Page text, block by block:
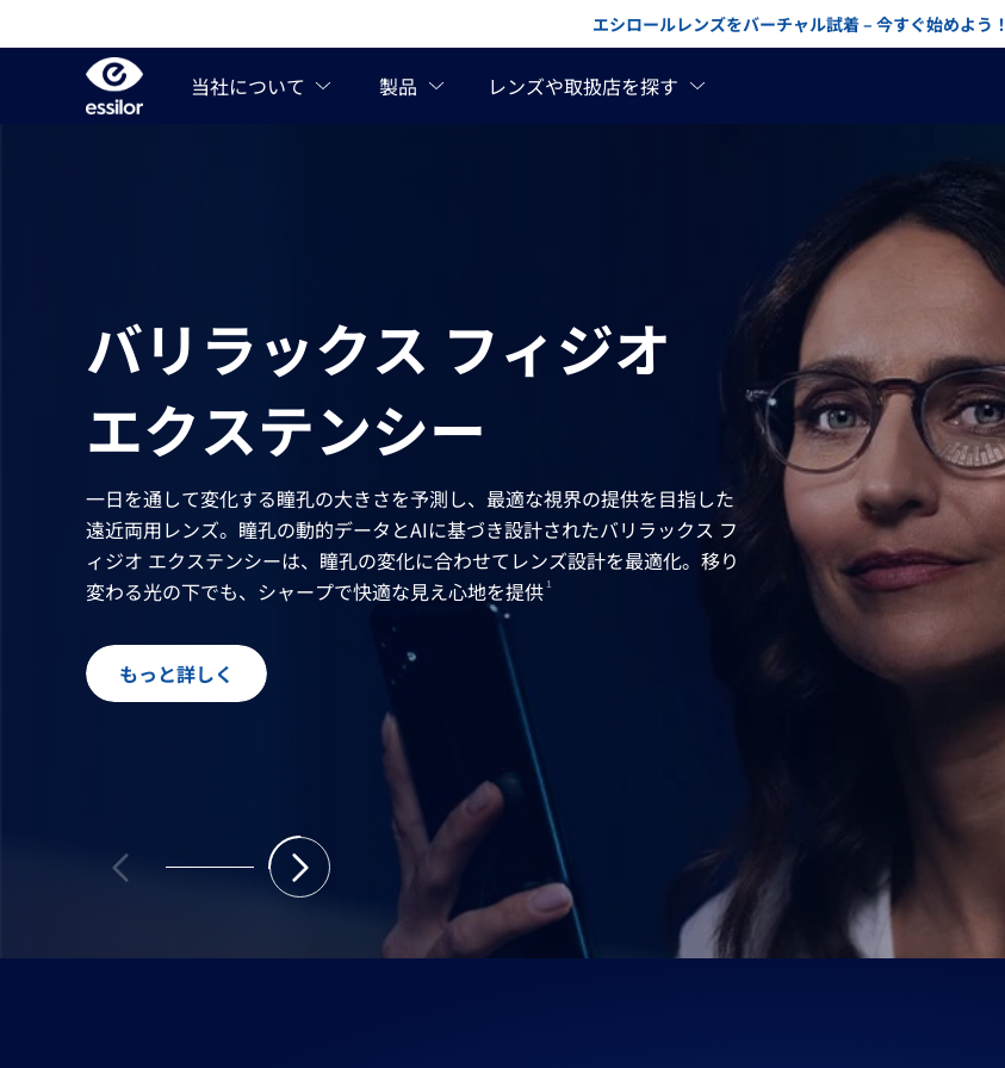
エシロールレンズをバーチャル試着 – 今すぐ始めよう！
バリラックス フィジオ
エクステンシー
一日を通して変化する瞳孔の大きさを予測し、最適な視界の提供を目指した
遠近両用レンズ。瞳孔の動的データとAIに基づき設計されたバリラックス フ
ィジオ エクステンシーは、瞳孔の変化に合わせてレンズ設計を最適化。移り
変わる光の下でも、シャープで快適な見え心地を提供1
もっと詳しく